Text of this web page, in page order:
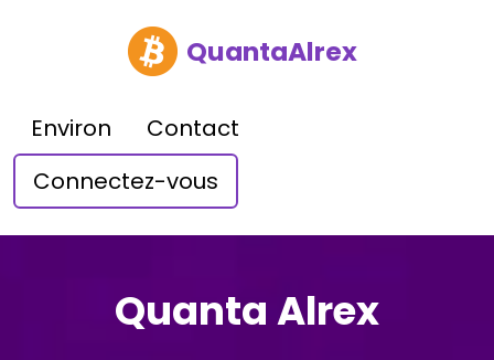
QuantaAlrex
Environ
Contact
Connectez-vous
Quanta Alrex